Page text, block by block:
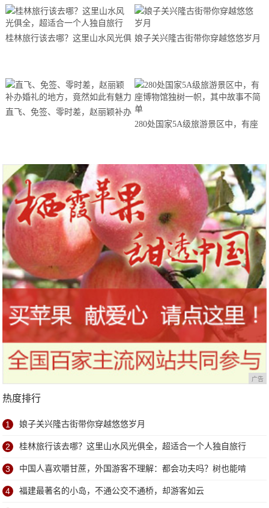
桂林旅行该去哪？这里山水风光俱 娘子关兴隆古街带你穿越悠悠岁月
直飞、免签、零时差，赵丽颖补办
280处国家5A级旅游景区中，有座
广告
热度排行
1 娘子关兴隆古街带你穿越悠悠岁月
2 桂林旅行该去哪？这里山水风光俱全，超适合一个人独自旅行
3 中国人喜欢嚼甘蔗，外国游客不理解：都会功夫吗？树也能啃
4 福建最著名的小岛，不通公交不通桥，却游客如云